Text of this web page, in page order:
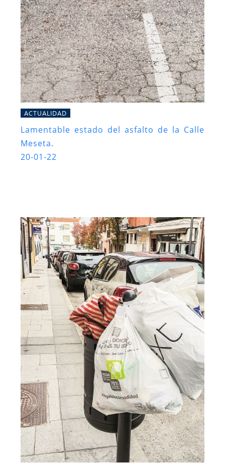
ACTUALIDAD
Lamentable estado del asfalto de la Calle
Meseta.
20-01-22